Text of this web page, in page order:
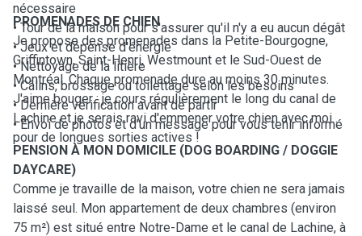
nécessaire
• Tour de la maison pour s'assurer qu'il n'y a eu aucun dégât
• Jeux et dépense d'énergie
• Nettoyage de la litière
• Câlins, brossage ou toilettage selon les besoins
• Dernière vérification avant de partir
• Envoi de photos et d'un message pour vous tenir informé
PROMENADES DE CHIEN
Je propose des promenades dans la Petite-Bourgogne,
Griffintown, Saint-Henri, Westmount et le Sud-Ouest de
Montréal. Chaque promenade dure au moins 30 minutes.
J'aime bouger : je cours régulièrement le long du canal de
Lachine et je serais ravi d'emmener votre chien avec moi
pour de longues sorties actives !
PENSION À MON DOMICILE (DOG BOARDING / DOGGIE
DAYCARE)
Comme je travaille de la maison, votre chien ne sera jamais
laissé seul. Mon appartement de deux chambres (environ
75 m²) est situé entre Notre-Dame et le canal de Lachine, à